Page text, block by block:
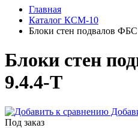
Главная
Каталог КСМ-10
Блоки стен подвалов
Блоки стен
9.4.4-Т
Под заказ